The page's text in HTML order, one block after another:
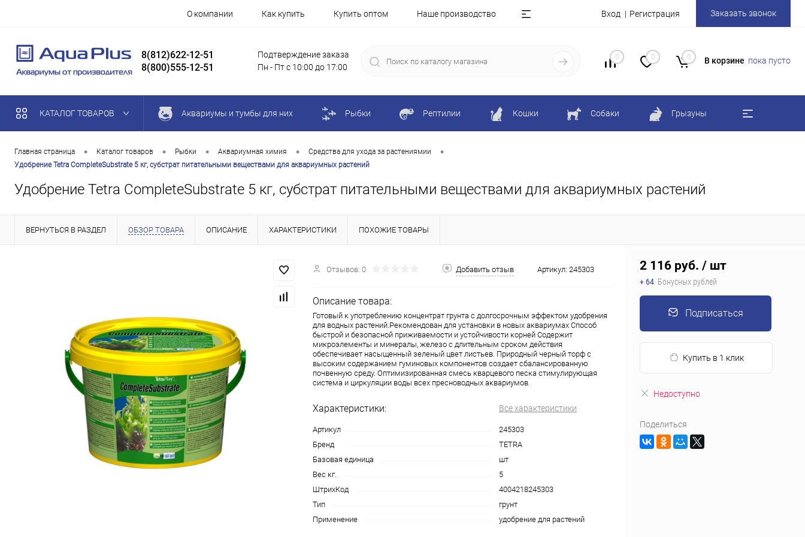
О компании Как купить Купить оптом Наше производство Вход Регистрация Заказать звонок
8(812)622-12-51
8(800)555-12-51
Подтверждение заказа
Пн - Пт с 10:00 до 17:00
0 0 0 В корзине пока пусто
КАТАЛОГ ТОВАРОВ Аквариумы и тумбы для них Рыбки Рептилии Кошки Собаки Грызуны
Главная страница • Каталог товаров • Рыбки • Аквариумная химия • Средства для ухода за растениямии •
Удобрение Tetra CompleteSubstrate 5 кг, субстрат питательными веществами для аквариумных растений
Удобрение Tetra CompleteSubstrate 5 кг, субстрат питательными веществами для аквариумных растений
ВЕРНУТЬСЯ В РАЗДЕЛ ОБЗОР ТОВАРА ОПИСАНИЕ ХАРАКТЕРИСТИКИ ПОХОЖИЕ ТОВАРЫ
Отзывов: 0 Добавить отзыв Артикул: 245303
Описание товара:
Готовый к употреблению концентрат грунта с долгосрочным эффектом удобрения
для водных растений.Рекомендован для установки в новых аквариумах Способ
быстрой и безопасной приживаемости и устойчивости корней Содержит
микроэлементы и минералы, железо с длительным сроком действия
обеспечивает насыщенный зеленый цвет листьев. Природный черный торф с
высоким содержанием гуминовых компонентов создает сбалансированную
почвенную среду. Оптимизированная смесь кварцевого песка стимулирующая
система и циркуляции воды всех пресноводных аквариумов
Характеристики: Все характеристики
Артикул
245303
Бренд
TETRA
Базовая единица
шт
Вес кг.
5
ШтрихКод
4004218245303
Тип
грунт
Применение
удобрение для растений
2 116 руб. / шт
+ 64 Бонусных рублей
Подписаться
Купить в 1 клик
Недоступно
Поделиться